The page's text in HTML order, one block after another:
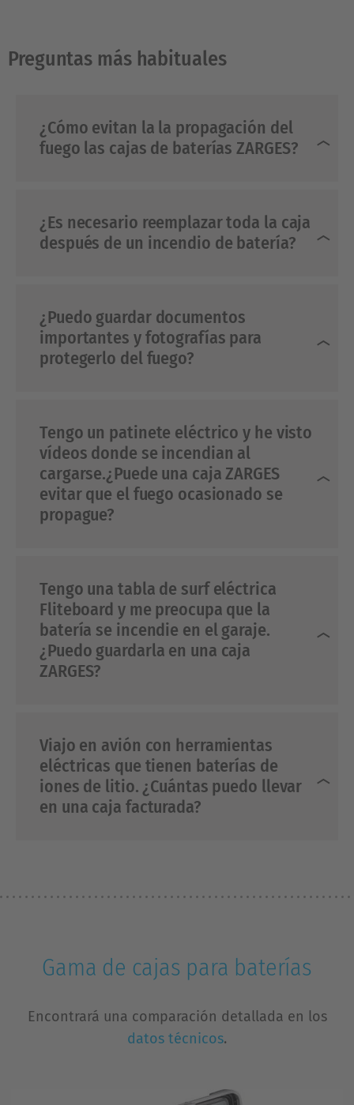
Preguntas más habituales
¿Cómo evitan la la propagación del
fuego las cajas de baterías ZARGES?
¿Es necesario reemplazar toda la caja
después de un incendio de batería?
¿Puedo guardar documentos
importantes y fotografías para
protegerlo del fuego?
Tengo un patinete eléctrico y he visto
vídeos donde se incendian al
cargarse.¿Puede una caja ZARGES
evitar que el fuego ocasionado se
propague?
Tengo una tabla de surf eléctrica
Fliteboard y me preocupa que la
batería se incendie en el garaje.
¿Puedo guardarla en una caja
ZARGES?
Viajo en avión con herramientas
eléctricas que tienen baterías de
iones de litio. ¿Cuántas puedo llevar
en una caja facturada?
Gama de cajas para baterías
Encontrará una comparación detallada en los
datos técnicos.